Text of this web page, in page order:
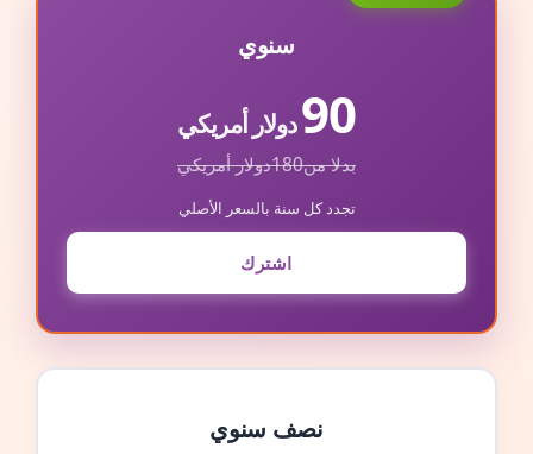
سنوي
90دولار أمريكي
بدلا من180دولار أمريكي
تجدد كل سنة بالسعر الأصلي
اشترك
نصف سنوي